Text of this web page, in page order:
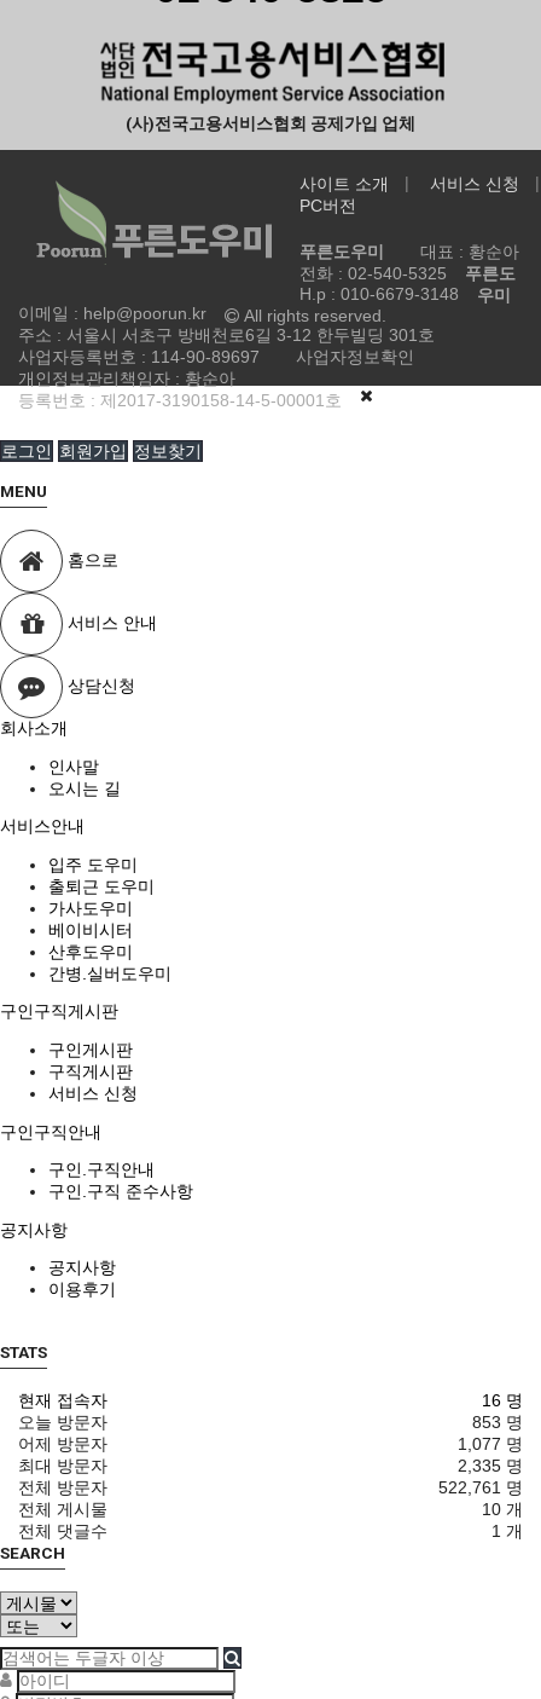
(사)전국고용서비스협회 공제가입 업체
사이트 소개
서비스 신청
PC버전
푸른도우미
대표 : 황순아
전화 : 02-540-5325
H.p : 010-6679-3148
이메일 : help@poorun.kr
주소 : 서울시 서초구 방배천로6길 3-12 한두빌딩 301호
사업자등록번호 : 114-90-89697
사업자정보확인
개인정보관리책임자 : 황순아
등록번호 : 제2017-3190158-14-5-00001호
푸른도
우미
All rights reserved.
로그인 회원가입 정보찾기
MENU
홈으로
서비스 안내
상담신청
회사소개
인사말
오시는 길
서비스안내
입주 도우미
출퇴근 도우미
가사도우미
베이비시터
산후도우미
간병.실버도우미
구인구직게시판
구인게시판
구직게시판
서비스 신청
구인구직안내
구인.구직안내
구인.구직 준수사항
공지사항
공지사항
이용후기
STATS
16 명
현재 접속자
853 명
오늘 방문자
1,077 명
어제 방문자
2,335 명
최대 방문자
522,761 명
전체 방문자
10 개
전체 게시물
1 개
전체 댓글수
SEARCH